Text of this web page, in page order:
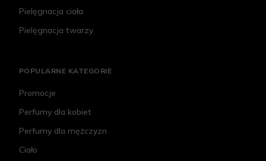
Pielęgnacja ciała
Pielęgnacja twarzy
POPULARNE KATEGORIE
Promocje
Perfumy dla kobiet
Perfumy dla mężczyzn
Ciało